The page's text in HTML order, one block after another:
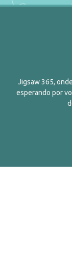
Jigsaw 365,
esperando por